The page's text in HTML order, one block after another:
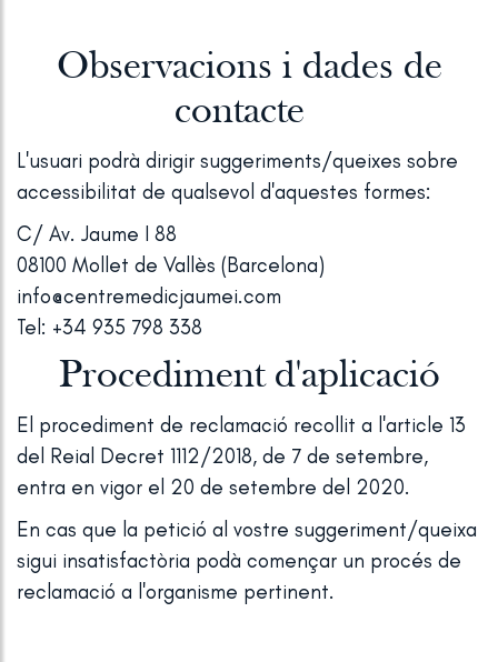
Observacions i dades de
contacte
L'usuari podrà dirigir suggeriments/queixes sobre
accessibilitat de qualsevol d'aquestes formes:
C/ Av. Jaume I 88
08100 Mollet de Vallès (Barcelona)
info@centremedicjaumei.com
Tel: +34 935 798 338
Procediment d'aplicació
El procediment de reclamació recollit a l'article 13
del Reial Decret 1112/2018, de 7 de setembre,
entra en vigor el 20 de setembre del 2020.
En cas que la petició al vostre suggeriment/queixa
sigui insatisfactòria podà començar un procés de
reclamació a l'organisme pertinent.